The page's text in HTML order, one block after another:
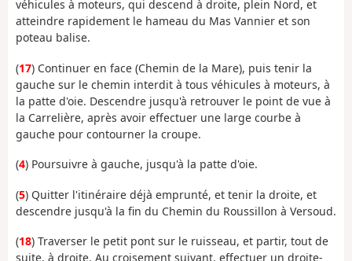
véhicules à moteurs, qui descend à droite, plein Nord, et
atteindre rapidement le hameau du Mas Vannier et son
poteau balise.
(17) Continuer en face (Chemin de la Mare), puis tenir la
gauche sur le chemin interdit à tous véhicules à moteurs, à
la patte d'oie. Descendre jusqu'à retrouver le point de vue à
la Carrelière, après avoir effectuer une large courbe à
gauche pour contourner la croupe.
(4) Poursuivre à gauche, jusqu'à la patte d'oie.
(5) Quitter l'itinéraire déjà emprunté, et tenir la droite, et
descendre jusqu'à la fin du Chemin du Roussillon à Versoud.
(18) Traverser le petit pont sur le ruisseau, et partir, tout de
suite, à droite. Au croisement suivant, effectuer un droite-